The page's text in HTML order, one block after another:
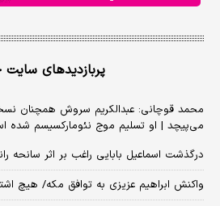
پربازدیدهای
محمد قوچانی: عبدالکریم سروش همچنان
می‌پیچد | او تسلیم موج نئومارکسیسم شده
درگذشت اسماعیل بابایی راغب بر اثر سانحه
واکنش ابراهیم عزیزی به توافق مکه/ هیچ